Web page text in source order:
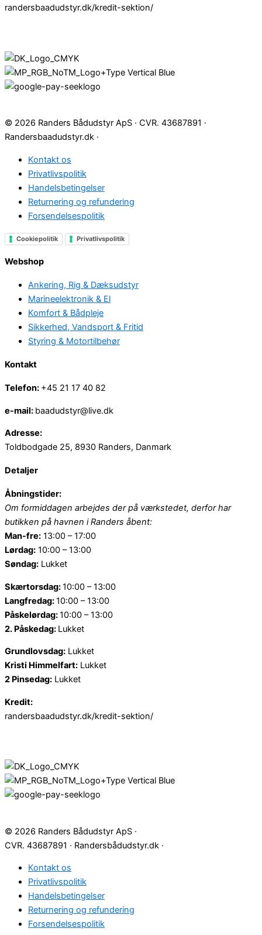
randersbaadudstyr.dk/kredit-sektion/
© 2026 Randers Bådudstyr ApS · CVR. 43687891 ·
Randersbaadudstyr.dk ·
Kontakt os
Privatlivspolitik
Handelsbetingelser
Returnering og refundering
Forsendelsespolitik
Cookiepolitik Privatlivspolitik
Webshop
Ankering, Rig & Dæksudstyr
Marineelektronik & El
Komfort & Bådpleje
Sikkerhed, Vandsport & Fritid
Styring & Motortilbehør
Kontakt
Telefon: +45 21 17 40 82
e-mail: baadudstyr@live.dk
Adresse:
Toldbodgade 25, 8930 Randers, Danmark
Detaljer
Åbningstider:
Om formiddagen arbejdes der på værkstedet, derfor har
butikken på havnen i Randers åbent:
Man-fre: 13:00 – 17:00
Lørdag: 10:00 – 13:00
Søndag: Lukket
Skærtorsdag:10:00 – 13:00
Langfredag:10:00 – 13:00
Påskelørdag:10:00 – 13:00
2. Påskedag: Lukket
Grundlovsdag: Lukket
Kristi Himmelfart: Lukket
2 Pinsedag: Lukket
Kredit:
randersbaadudstyr.dk/kredit-sektion/
© 2026 Randers Bådudstyr ApS ·
CVR. 43687891 · Randersbådudstyr.dk ·
Kontakt os
Privatlivspolitik
Handelsbetingelser
Returnering og refundering
Forsendelsespolitik